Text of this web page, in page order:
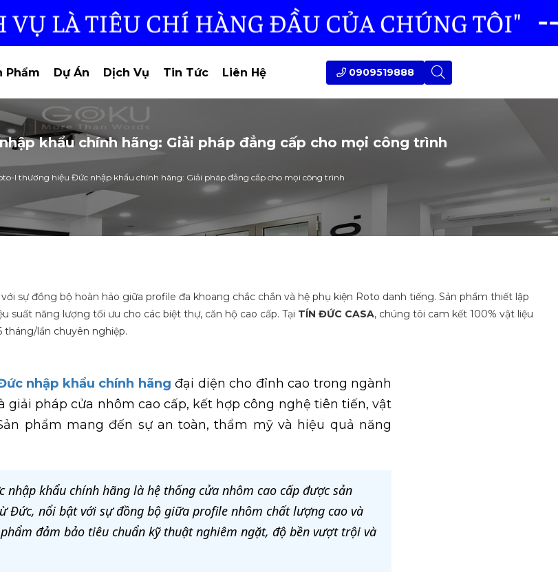
Phẩm Dự Án Dịch Vụ Tin Tức Liên Hệ 0909519888
khẩu chính hãng: Giải pháp đẳng cấp cho mọi công trình
I thương hiệu Đức nhập khẩu chính hãng: Giải pháp đẳng cấp cho mọi công trình
sự đồng bộ hoàn hảo giữa profile đa khoang chắc chắn và hệ phụ kiện Roto danh tiếng. Sản phẩm thiết lập
suất năng lượng tối ưu cho các biệt thự, căn hộ cao cấp. Tại TÍN ĐỨC CASA, chúng tôi cam kết 100% vật liệu
tháng/lần chuyên nghiệp.
nhập khẩu chính hãng đại diện cho đỉnh cao trong ngành
giải pháp cửa nhôm cao cấp, kết hợp công nghệ tiên tiến, vật
phẩm mang đến sự an toàn, thẩm mỹ và hiệu quả năng
khẩu chính hãng là hệ thống cửa nhôm cao cấp được sản
Đức, nổi bật với sự đồng bộ giữa profile nhôm chất lượng cao và
đảm bảo tiêu chuẩn kỹ thuật nghiêm ngặt, độ bền vượt trội và